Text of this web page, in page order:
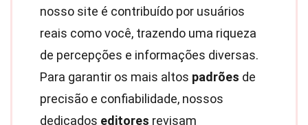
nosso site é contribuído por usuários
reais como você, trazendo uma riqueza
de percepções e informações diversas.
Para garantir os mais altos padrões de
precisão e confiabilidade, nossos
dedicados editores revisam